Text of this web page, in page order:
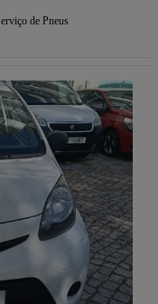
de Pneus